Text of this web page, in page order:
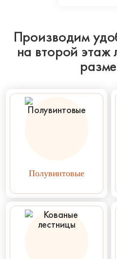
Производим
на второй
Полувинтовые